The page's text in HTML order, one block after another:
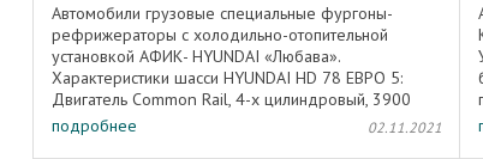
Автомобили грузовые специальные фургоны-
рефрижераторы с холодильно-отопительной
установкой АФИК- HYUNDAI «Любава».
Характеристики шасси HYUNDAI HD 78 ЕВРО 5:
Двигатель Common Rail, 4-х цилиндровый, 3900
см.куб., 140 л.с. (при 2800 об/мин), 380 Н/м ...
подробнее 02.11.2021